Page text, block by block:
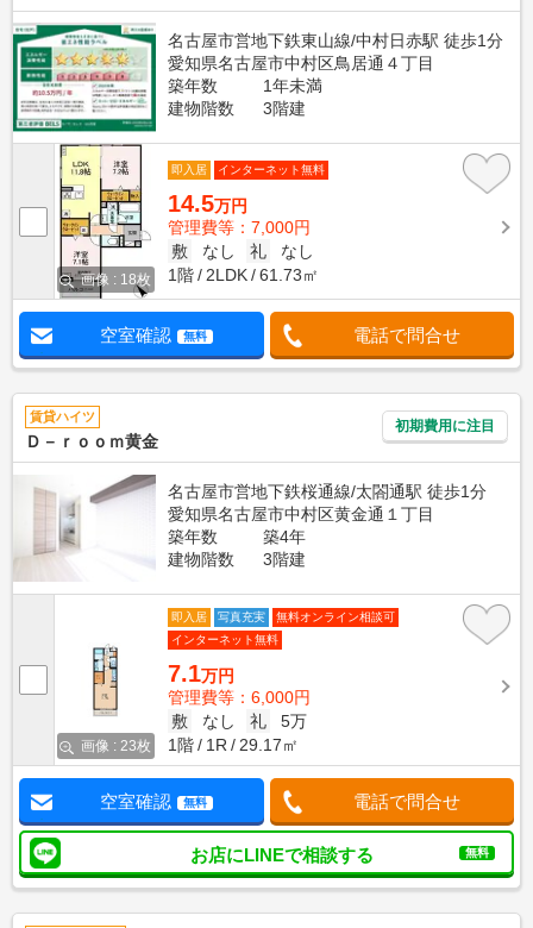
名古屋市営地下鉄東山線/中村日赤駅 徒歩1分
愛知県名古屋市中村区鳥居通４丁目
築年数
1年未満
建物階数
3階建
画像 : 18枚
即入居 インターネット無料
14.5万円
管理費等：7,000円
敷
なし 礼
なし
1階
2LDK 61.73㎡
空室確認 無料 電話で問合せ
賃貸ハイツ
Ｄ－ｒｏｏｍ黄金
初期費用に注目
名古屋市営地下鉄桜通線/太閤通駅 徒歩1分
愛知県名古屋市中村区黄金通１丁目
築年数
築4年
建物階数
3階建
画像 : 23枚
即入居 写真充実
無料オンライン相談可
インターネット無料
7.1万円
管理費等：6,000円
敷
なし 礼
5万
1階
1R 29.17㎡
空室確認 無料 電話で問合せ
お店にLINEで相談する 無料